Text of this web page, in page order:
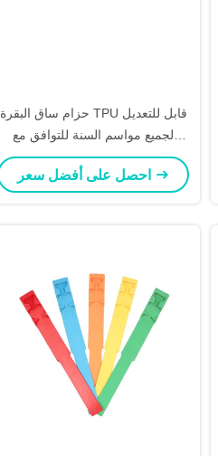
حزام ساق البقرة TPU قابل للتعديل
لجميع مواسم السنة للتوافق مع
مقياس المشي